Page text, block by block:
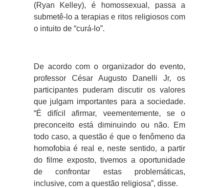
(Ryan Kelley), é homossexual, passa a
submetê-lo a terapias e ritos religiosos com
o intuito de “curá-lo”.
De acordo com o organizador do evento,
professor César Augusto Danelli Jr, os
participantes puderam discutir os valores
que julgam importantes para a sociedade.
“É difícil afirmar, veementemente, se o
preconceito está diminuindo ou não. Em
todo caso, a questão é que o fenômeno da
homofobia é real e, neste sentido, a partir
do filme exposto, tivemos a oportunidade
de confrontar estas problemáticas,
inclusive, com a questão religiosa”, disse.